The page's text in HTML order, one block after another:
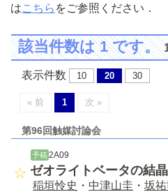
はこちら をご参照ください．
該当件数は 1 です。
表示件数 10 20 30
« 前 1 次 »
第96回触媒討論会
予稿 2A09
ゼオライトベータの結
稲垣怜史 ・ 中津山圭 ・ 坂祐